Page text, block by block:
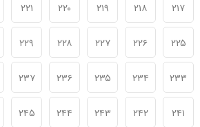
۲۱۷ ۲۱۸ ۲۱۹ ۲۲۰ ۲۲۱
۲۲۵ ۲۲۶ ۲۲۷ ۲۲۸ ۲۲۹
۲۳۳ ۲۳۴ ۲۳۵ ۲۳۶ ۲۳۷
۲۴۱ ۲۴۲ ۲۴۳ ۲۴۴ ۲۴۵